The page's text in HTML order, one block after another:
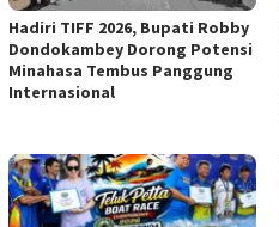
Hadiri TIFF 2026, Bupati Robby
Dondokambey Dorong Potensi
Minahasa Tembus Panggung
Internasional